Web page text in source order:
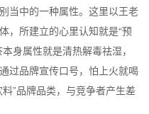
当中的一种属性。这里以王老
，所建立的心里认知就是“预
身属性就是清热解毒祛湿，
过品牌宣传口号，怕上火就喝
”品牌品类，与竞争者产生差